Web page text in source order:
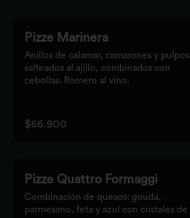
Pizze Marinera
Anillos de calamar, camarones y pulpos
salteados al ajillo, combinados con
cebollas. Romero al vino.
$66.900
Pizze Quattro Formaggi
Combinación de quesos: gouda,
parmesano, feta y azul con cristales de